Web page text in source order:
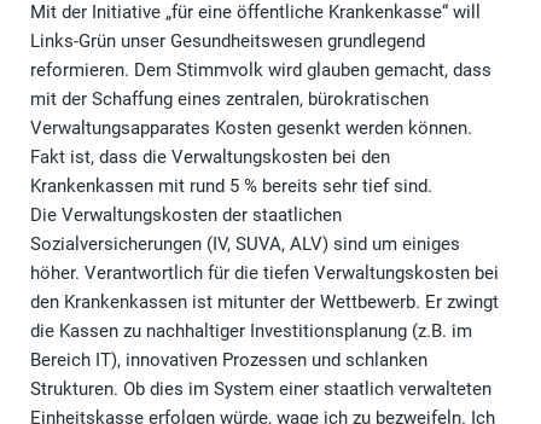
Mit der Initiative „für eine öffentliche Krankenkasse“ will
Links-Grün unser Gesundheitswesen grundlegend
reformieren. Dem Stimmvolk wird glauben gemacht, dass
mit der Schaffung eines zentralen, bürokratischen
Verwaltungsapparates Kosten gesenkt werden können.
Fakt ist, dass die Verwaltungskosten bei den
Krankenkassen mit rund 5 % bereits sehr tief sind.
Die Verwaltungskosten der staatlichen
Sozialversicherungen (IV, SUVA, ALV) sind um einiges
höher. Verantwortlich für die tiefen Verwaltungskosten bei
den Krankenkassen ist mitunter der Wettbewerb. Er zwingt
die Kassen zu nachhaltiger Investitionsplanung (z.B. im
Bereich IT), innovativen Prozessen und schlanken
Strukturen. Ob dies im System einer staatlich verwalteten
Einheitskasse erfolgen würde, wage ich zu bezweifeln. Ich